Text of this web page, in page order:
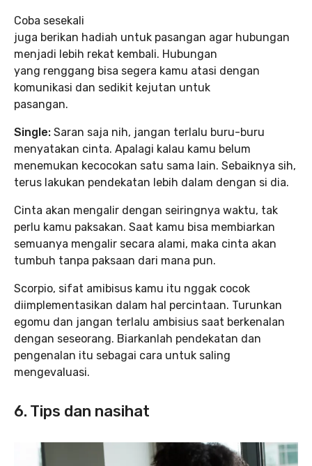
Coba sesekali
juga berikan hadiah untuk pasangan agar hubungan
menjadi lebih rekat kembali. Hubungan
yang renggang bisa segera kamu atasi dengan
komunikasi dan sedikit kejutan untuk
pasangan.
Single: Saran saja nih, jangan terlalu buru-buru
menyatakan cinta. Apalagi kalau kamu belum
menemukan kecocokan satu sama lain. Sebaiknya sih,
terus lakukan pendekatan lebih dalam dengan si dia.
Cinta akan mengalir dengan seiringnya waktu, tak
perlu kamu paksakan. Saat kamu bisa membiarkan
semuanya mengalir secara alami, maka cinta akan
tumbuh tanpa paksaan dari mana pun.
Scorpio, sifat amibisus kamu itu nggak cocok
diimplementasikan dalam hal percintaan. Turunkan
egomu dan jangan terlalu ambisius saat berkenalan
dengan seseorang. Biarkanlah pendekatan dan
pengenalan itu sebagai cara untuk saling
mengevaluasi.
6. Tips dan nasihat